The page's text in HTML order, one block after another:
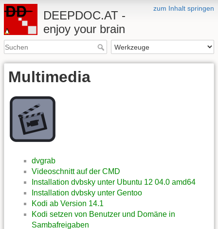
zum Inhalt springen
DEEPDOC.AT -
enjoy your brain
Multimedia
dvgrab
Videoschnitt auf der CMD
Installation dvbsky unter Ubuntu 12 04.0 amd64
Installation dvbsky unter Gentoo
Kodi ab Version 14.1
Kodi setzen von Benutzer und Domäne in
Sambafreigaben